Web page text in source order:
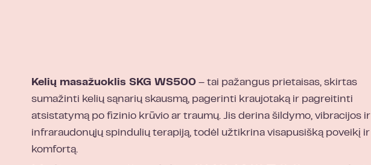
Kelių masažuoklis SKG WS500 – tai pažangus prietaisas, skirtas
sumažinti kelių sąnarių skausmą, pagerinti kraujotaką ir pagreitinti
atsistatymą po fizinio krūvio ar traumų. Jis derina šildymo, vibracijos ir
infraraudonųjų spindulių terapiją, todėl užtikrina visapusišką poveikį ir
komfortą.